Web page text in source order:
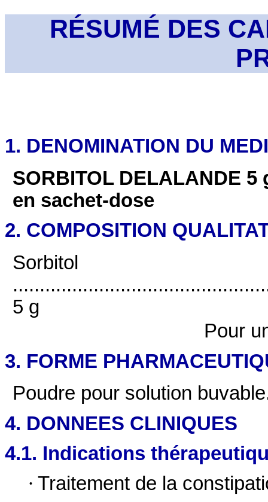
RÉSUMÉ DES
1. DENOMINATION DU
SORBITOL DELALANDE
en sachet-dose
2. COMPOSITION
Sorbitol
5 g
Pour
3. FORME
Poudre pour solution
4. DONNEES CLINIQUES
4.1. Indications
· Traitement de la